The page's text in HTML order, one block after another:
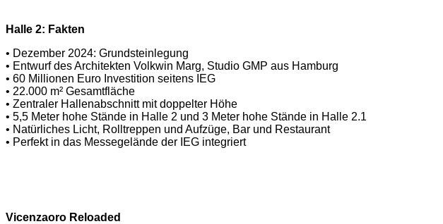
Halle 2: Fakten
• Dezember 2024: Grundsteinlegung
• Entwurf des Architekten Volkwin Marg, Studio GMP aus Hamburg
• 60 Millionen Euro Investition seitens IEG
• 22.000 m² Gesamtfläche
• Zentraler Hallenabschnitt mit doppelter Höhe
• 5,5 Meter hohe Stände in Halle 2 und 3 Meter hohe Stände in Halle 2.1
• Natürliches Licht, Rolltreppen und Aufzüge, Bar und Restaurant
• Perfekt in das Messegelände der IEG integriert
Vicenzaoro Reloaded